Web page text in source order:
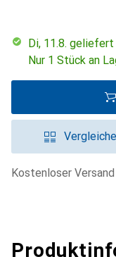
Di, 11.8. geliefert
Nur 1 Stück an
kostenloser Versand